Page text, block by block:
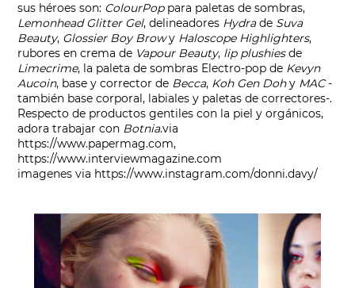
sus héroes son: ColourPoppara paletas de sombras,
Lemonhead Glitter Gel, delineadores Hydrade Suva
Beauty, Glossier Boy Browy Haloscope Highlighters,
rubores en crema de Vapour Beauty, lip plushiesde
Limecrime, la paleta de sombras Electro-pop de Kevyn
Aucoin, base y corrector de Becca, Koh Gen Dohy MAC-
también base corporal, labiales y paletas de correctores-.
Respecto de productos gentiles con la piel y orgánicos,
adora trabajar con Botnia.via
https://www.papermag.com,
https://www.interviewmagazine.com
imagenes via https://www.instagram.com/donni.davy/